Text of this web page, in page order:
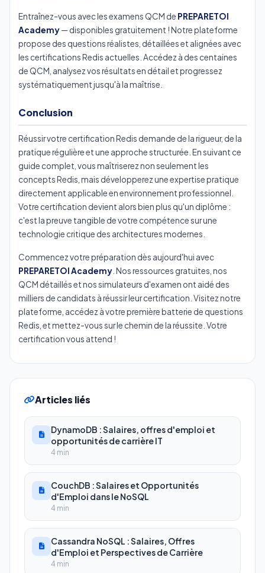
Entraînez-vous avec les examens QCM de PREPARETOI
Academy— disponibles gratuitement ! Notre plateforme
propose des questions réalistes, détaillées et alignées avec
les certifications Redis actuelles. Accédez à des centaines
de QCM, analysez vos résultats en détail et progressez
systématiquement jusqu'à la maîtrise.
Conclusion
Réussir votre certification Redis demande de la rigueur, de la
pratique régulière et une approche structurée. En suivant ce
guide complet, vous maîtriserez non seulement les
concepts Redis, mais développerez une expertise pratique
directement applicable en environnement professionnel.
Votre certification devient alors bien plus qu'un diplôme :
c'est la preuve tangible de votre compétence sur une
technologie critique des architectures modernes.
Commencez votre préparation dès aujourd'hui avec
PREPARETOI Academy. Nos ressources gratuites, nos
QCM détaillés et nos simulateurs d'examen ont aidé des
milliers de candidats à réussir leur certification. Visitez notre
plateforme, accédez à votre première batterie de questions
Redis, et mettez-vous sur le chemin de la réussite. Votre
certification vous attend !
Articles liés
DynamoDB : Salaires, offres d'emploi et
opportunités de carrière IT
4 min
CouchDB : Salaires et Opportunités
d'Emploi dans le NoSQL
4 min
Cassandra NoSQL : Salaires, Offres
d'Emploi et Perspectives de Carrière
4 min